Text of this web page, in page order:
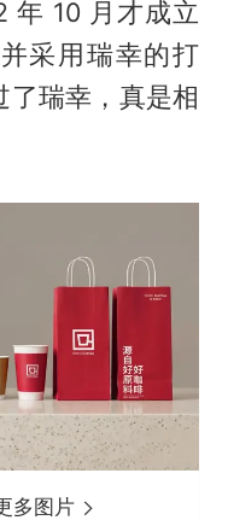
年 10 月才成立
采用瑞幸的打
了瑞幸，真是相
多图片